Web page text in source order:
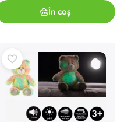
În coș